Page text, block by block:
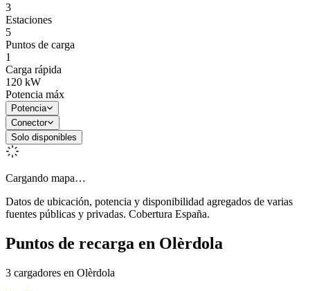
3
Estaciones
5
Puntos de carga
1
Carga rápida
120 kW
Potencia máx
Potencia
Conector
Solo disponibles
Cargando mapa…
Datos de ubicación, potencia y disponibilidad agregados de varias
fuentes públicas y privadas. Cobertura España.
Puntos de recarga en Olèrdola
3 cargadores en Olèrdola